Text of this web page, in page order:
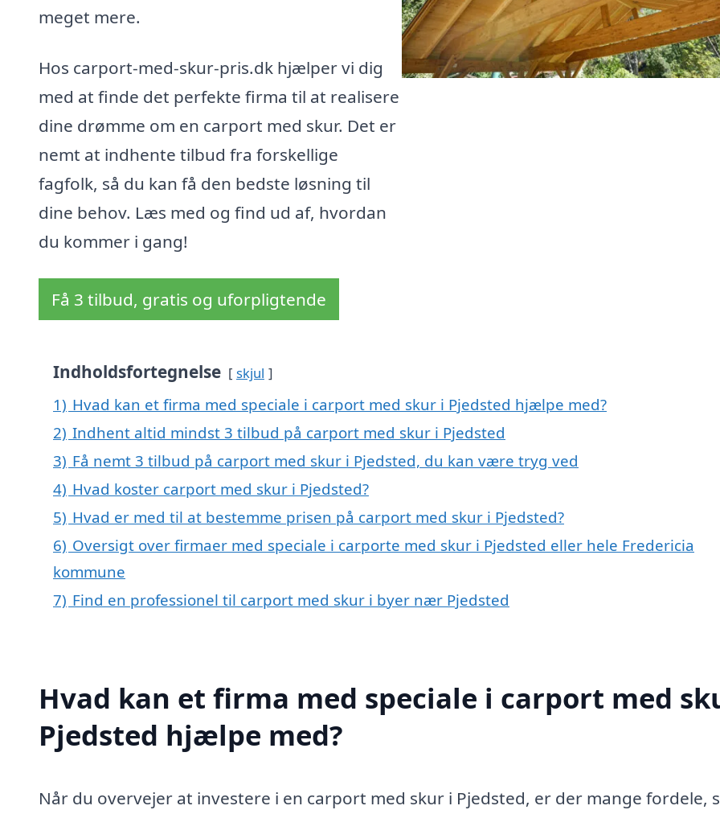
meget mere.
Hos carport-med-skur-pris.dk hjælper vi dig
med at finde det perfekte firma til at realisere
dine drømme om en carport med skur. Det er
nemt at indhente tilbud fra forskellige
fagfolk, så du kan få den bedste løsning til
dine behov. Læs med og find ud af, hvordan
du kommer i gang!
Få 3 tilbud, gratis og uforpligtende
Indholdsfortegnelse skjul
1) Hvad kan et firma med speciale i carport med skur i Pjedsted hjælpe med?
2) Indhent altid mindst 3 tilbud på carport med skur i Pjedsted
3) Få nemt 3 tilbud på carport med skur i Pjedsted, du kan være tryg ved
4) Hvad koster carport med skur i Pjedsted?
5) Hvad er med til at bestemme prisen på carport med skur i Pjedsted?
6) Oversigt over firmaer med speciale i carporte med skur i Pjedsted eller hele Fredericia
kommune
7) Find en professionel til carport med skur i byer nær Pjedsted
Hvad kan et firma med speciale i carport med
Pjedsted hjælpe med?
Når du overvejer at investere i en carport med skur i Pjedsted, er der mange fordele,